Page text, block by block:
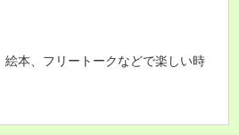
本、フリートークなどで楽しい時